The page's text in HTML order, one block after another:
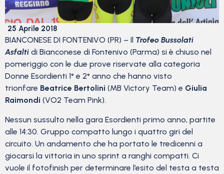
25 Aprile 2018
BIANCONESE DI FONTENIVO (PR) – Il Trofeo Bussolati
Asfalti di Bianconese di Fontenivo (Parma) si è chiuso nel
pomeriggio con le due prove riservate alla categoria
Donne Esordienti 1° e 2° anno che hanno visto
trionfare Beatrice Bertolini (MB Victory Team) e Giulia
Raimondi (VO2 Team Pink).
Nessun sussulto nella gara Esordienti primo anno, partite
alle 14:30. Gruppo compatto lungo i quattro giri del
circuito. Un andamento che ha portato le tredicenni a
giocarsi la vittoria in uno sprint a ranghi compatti. Ci
vuole il fotofinish per determinare l’esito del testa a testa